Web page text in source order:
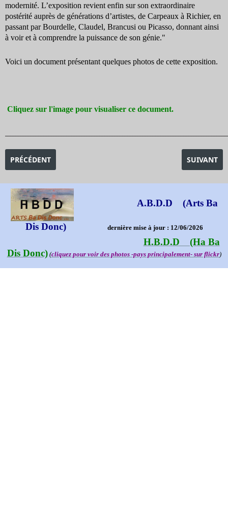
modernité. L’exposition revient enfin sur son extraordinaire
postérité auprès de générations d’artistes, de Carpeaux à Richier, en
passant par Bourdelle, Claudel, Brancusi ou Picasso, donnant ainsi
à voir et à comprendre la puissance de son génie."
Voici un document présentant quelques photos de cette exposition.
Cliquez sur l'image pour visualiser ce document.
ARTICLE PRÉCÉDENT : EXPOSITION FAITH RINGGOLD
PRÉCÉDENT ARTICLE
SUIVANT
A.B.D.D (Arts Ba
Dis Donc) dernière mise à jour : 12/06/2026
H.B.D.D (Ha Ba
Dis Donc)(cliquez pour voir des photos -pays principalement- sur flickr)